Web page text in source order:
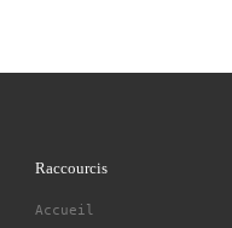
Raccourcis
Accueil